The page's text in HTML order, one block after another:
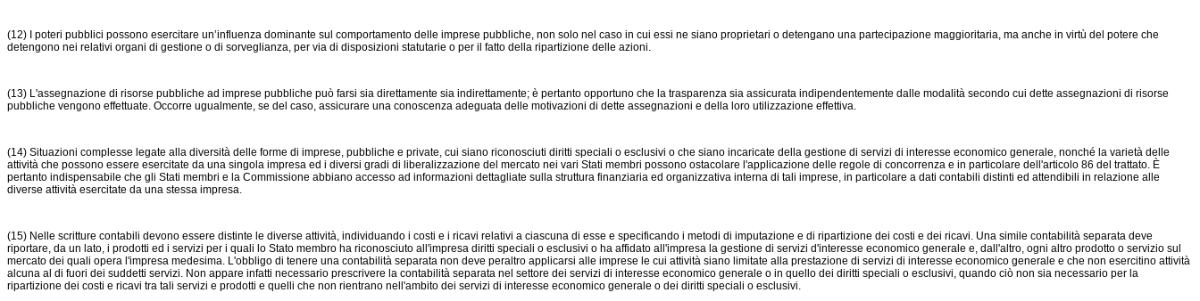
(12) I poteri pubblici possono esercitare un’influenza dominante sul comportamento delle imprese pubbliche, non solo nel caso in cui essi ne siano proprietari o detengano una partecipazione maggioritaria, ma anche in virtù del potere che
detengono nei relativi organi di gestione o di sorveglianza, per via di disposizioni statutarie o per il fatto della ripartizione delle azioni.
(13) L'assegnazione di risorse pubbliche ad imprese pubbliche può farsi sia direttamente sia indirettamente; è pertanto opportuno che la trasparenza sia assicurata indipendentemente dalle modalità secondo cui dette assegnazioni di risorse
pubbliche vengono effettuate. Occorre ugualmente, se del caso, assicurare una conoscenza adeguata delle motivazioni di dette assegnazioni e della loro utilizzazione effettiva.
(14) Situazioni complesse legate alla diversità delle forme di imprese, pubbliche e private, cui siano riconosciuti diritti speciali o esclusivi o che siano incaricate della gestione di servizi di interesse economico generale, nonché la varietà delle
attività che possono essere esercitate da una singola impresa ed i diversi gradi di liberalizzazione del mercato nei vari Stati membri possono ostacolare l'applicazione delle regole di concorrenza e in particolare dell'articolo 86 del trattato. È
pertanto indispensabile che gli Stati membri e la Commissione abbiano accesso ad informazioni dettagliate sulla struttura finanziaria ed organizzativa interna di tali imprese, in particolare a dati contabili distinti ed attendibili in relazione alle
diverse attività esercitate da una stessa impresa.
(15) Nelle scritture contabili devono essere distinte le diverse attività, individuando i costi e i ricavi relativi a ciascuna di esse e specificando i metodi di imputazione e di ripartizione dei costi e dei ricavi. Una simile contabilità separata deve
riportare, da un lato, i prodotti ed i servizi per i quali lo Stato membro ha riconosciuto all'impresa diritti speciali o esclusivi o ha affidato all'impresa la gestione di servizi d'interesse economico generale e, dall'altro, ogni altro prodotto o servizio sul
mercato dei quali opera l'impresa medesima. L'obbligo di tenere una contabilità separata non deve peraltro applicarsi alle imprese le cui attività siano limitate alla prestazione di servizi di interesse economico generale e che non esercitino attività
alcuna al di fuori dei suddetti servizi. Non appare infatti necessario prescrivere la contabilità separata nel settore dei servizi di interesse economico generale o in quello dei diritti speciali o esclusivi, quando ciò non sia necessario per la
ripartizione dei costi e ricavi tra tali servizi e prodotti e quelli che non rientrano nell'ambito dei servizi di interesse economico generale o dei diritti speciali o esclusivi.